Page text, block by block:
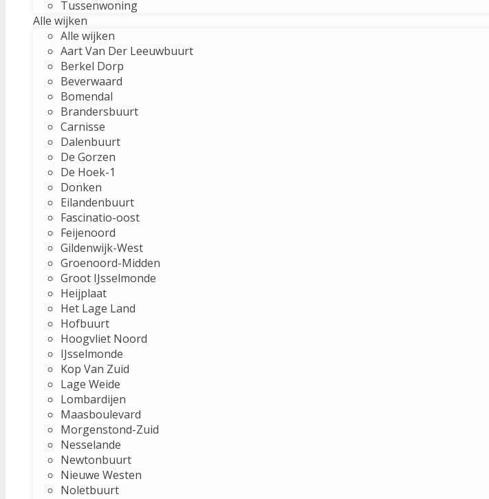
Tussenwoning
Alle wijken
Alle wijken
Aart Van Der Leeuwbuurt
Berkel Dorp
Beverwaard
Bomendal
Brandersbuurt
Carnisse
Dalenbuurt
De Gorzen
De Hoek-1
Donken
Eilandenbuurt
Fascinatio-oost
Feijenoord
Gildenwijk-West
Groenoord-Midden
Groot IJsselmonde
Heijplaat
Het Lage Land
Hofbuurt
Hoogvliet Noord
IJsselmonde
Kop Van Zuid
Lage Weide
Lombardijen
Maasboulevard
Morgenstond-Zuid
Nesselande
Newtonbuurt
Nieuwe Westen
Noletbuurt